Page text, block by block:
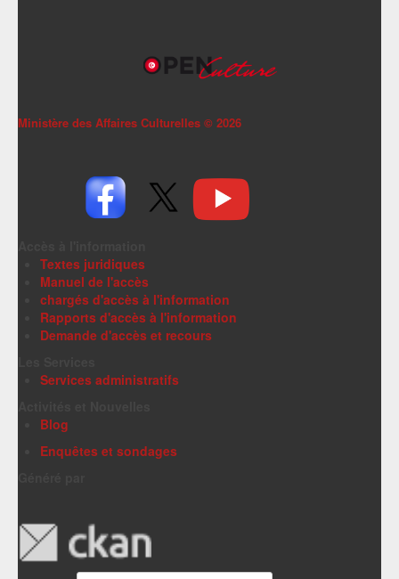
Ministère des Affaires Culturelles © 2026
Textes juridiques
Manuel de l'accès
chargés d'accès à l'information
Rapports d'accès à l'information
Demande d'accès et recours
Services administratifs
Blog
Enquêtes et sondages